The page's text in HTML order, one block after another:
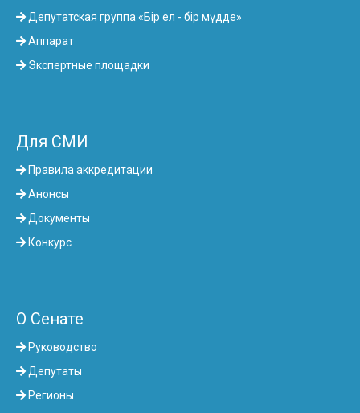
Депутатская группа «Бір ел - бір мүдде»
Аппарат
Экспертные площадки
Для СМИ
Правила аккредитации
Анонсы
Документы
Конкурс
О Сенате
Руководство
Депутаты
Регионы